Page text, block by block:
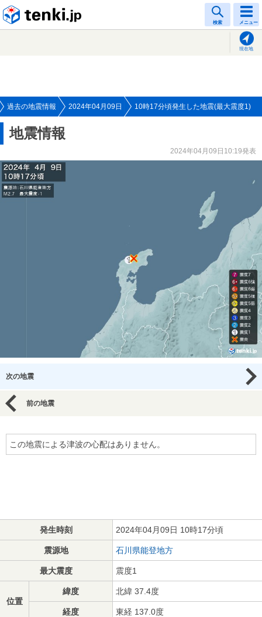
検索 メニュー
現在地
過去の地震情報 2024年04月09日 10時17分頃発生した地震(最大震度1)
地震情報
2024年04月09日10:19発表
次の地震
前の地震
この地震による津波の心配はありません。
発生時刻 2024年04月09日 10時17分頃
震源地 石川県能登地方
最大震度 震度1
位置
緯度 北緯 37.4度
経度 東経 137.0度